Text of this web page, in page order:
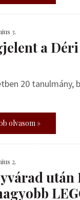
3.
a
20 tanulmány,
olvasom »
2.